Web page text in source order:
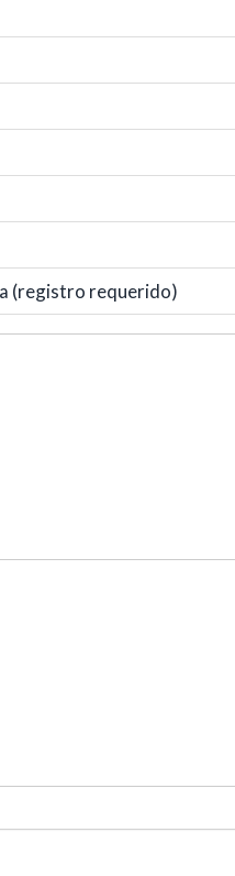
(registro requerido)